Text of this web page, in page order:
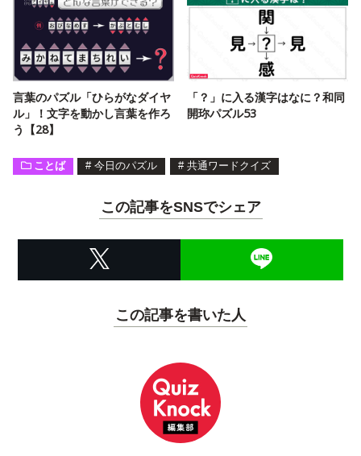
言葉のパズル「ひらがなダイヤ
ル」！文字を動かし言葉を作ろ
う【28】
「？」に入る漢字はなに？和同
開珎パズル53
ことば # 今日のパズル # 共通ワードクイズ
この記事をSNSでシェア
この記事を書いた人